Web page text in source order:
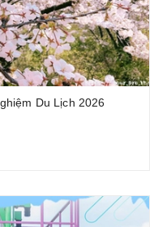
Du Lịch 2026